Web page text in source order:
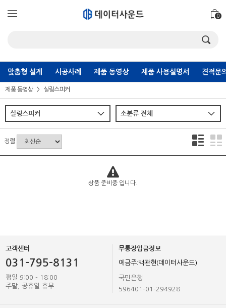
0
맞춤형 설계 시공사례 제품 동영상 제품 사용설명서 견적문
제품 동영상 실링스피커
정렬
상품 준비중 입니다.
고객센터
031-795-8131
평일 9:00 - 18:00
주말, 공휴일 휴무
무통장입금정보
예금주:백관현(데이터사운드)
국민은행
596401-01-294928